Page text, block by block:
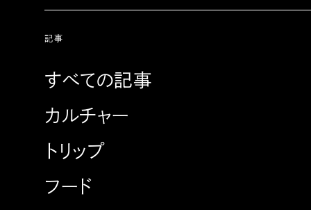
記事
すべての記事
カルチャー
トリップ
フード